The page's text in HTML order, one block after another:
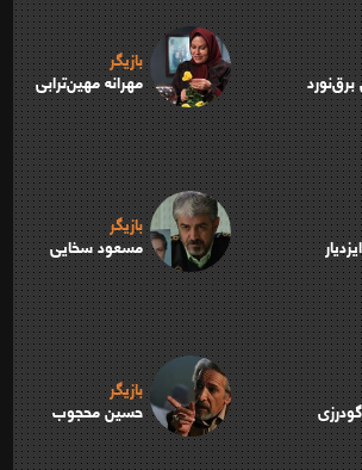
بازیگر
مهرانه مهین‌ترابی
بازیگر
مسعود سخایی
بازیگر
حسین محجوب